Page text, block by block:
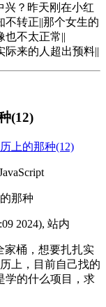
兴？昨天刚在小红
不转正||那个女生的
也不太正常||
际来的人超出预料||
(12)
上的那种(12)
那种
2024), 站内
家桶，想要扎扎实
上，目前自己找的
学的什么项目，求